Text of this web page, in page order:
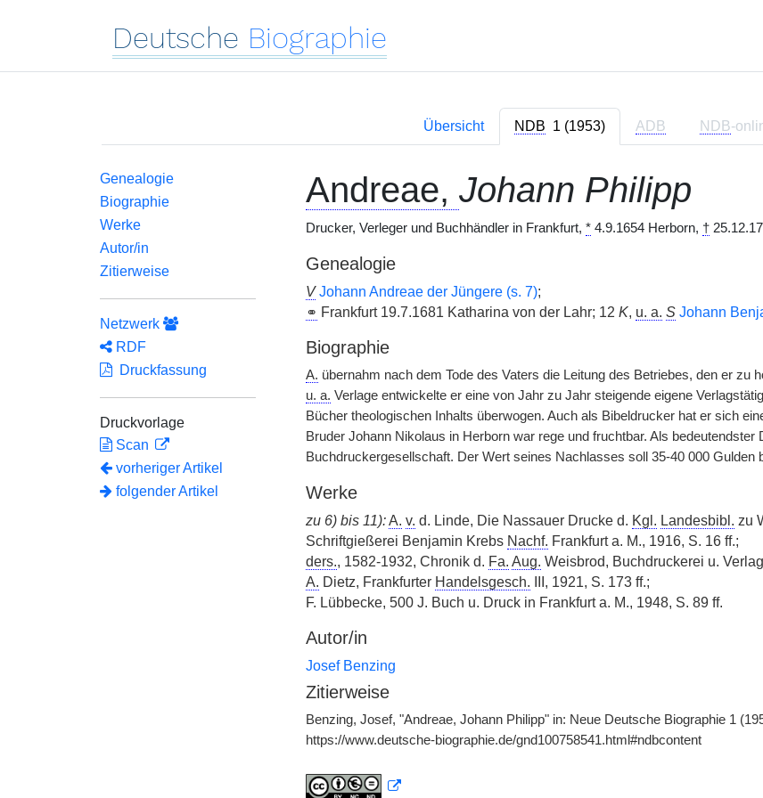
Deutsche Biographie
Übersicht NDB 1 (1953) ADB NDB-
Genealogie
Biographie
Werke
Autor/in
Zitierweise
Netzwerk
RDF
Druckfassung
Druckvorlage
Scan
vorheriger Artikel
folgender Artikel
Andreae, Johann Philipp
Drucker, Verleger und Buchhändler in Frankfurt, *4.9.1654 Herborn, †
Genealogie
V Johann Andreae der Jüngere (s. 7);
⚭ Frankfurt 19.7.1681 Katharina von der Lahr; 12 K, u. a. S Johann
Biographie
A. übernahm nach dem Tode des Vaters die Leitung des Betriebes, den er zu
u. a. Verlage entwickelte er eine von Jahr zu Jahr steigende eigene
Bücher theologischen Inhalts überwogen. Auch als Bibeldrucker hat er sich
Bruder Johann Nikolaus in Herborn war rege und fruchtbar. Als
Buchdruckergesellschaft. Der Wert seines Nachlasses soll 35-40 000 Gulden
Werke
zu 6) bis 11):A. v. d. Linde, Die Nassauer Drucke d. Kgl. Landesbibl. zu
Schriftgießerei Benjamin Krebs Nachf. Frankfurt a. M., 1916, S. 16 ff.;
ders., 1582-1932, Chronik d. Fa. Aug. Weisbrod, Buchdruckerei u.
A. Dietz, Frankfurter Handelsgesch. III, 1921, S. 173 ff.;
F. Lübbecke, 500 J. Buch u. Druck in Frankfurt a. M., 1948, S. 89 ff.
Autor/in
Josef Benzing
Zitierweise
Benzing, Josef, "Andreae, Johann Philipp" in: Neue Deutsche Biographie 1
https://www.deutsche-biographie.de/gnd100758541.html#ndbcontent